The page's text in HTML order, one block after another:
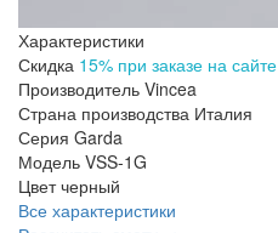
Характеристики
Скидка 15% при заказе на сайте
Производитель Vincea
Страна производства Италия
Серия Garda
Модель VSS-1G
Цвет черный
Все характеристики